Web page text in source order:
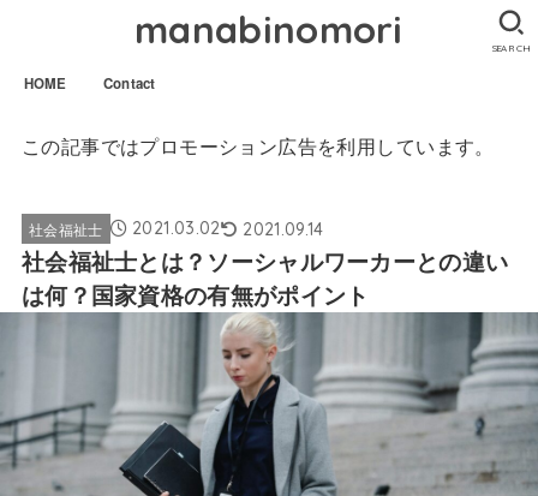
manabinomori
HOME Contact
SEARCH
この記事ではプロモーション広告を利用しています。
社会福祉士 2021.03.02 2021.09.14
社会福祉士とは？ソーシャルワーカーとの違い
は何？国家資格の有無がポイント